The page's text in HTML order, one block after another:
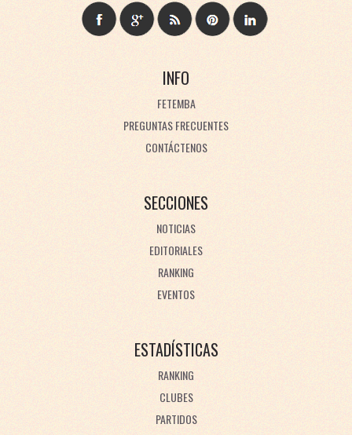
INFO
FETEMBA
PREGUNTAS FRECUENTES
CONTÁCTENOS
SECCIONES
NOTICIAS
EDITORIALES
RANKING
EVENTOS
ESTADÍSTICAS
RANKING
CLUBES
PARTIDOS